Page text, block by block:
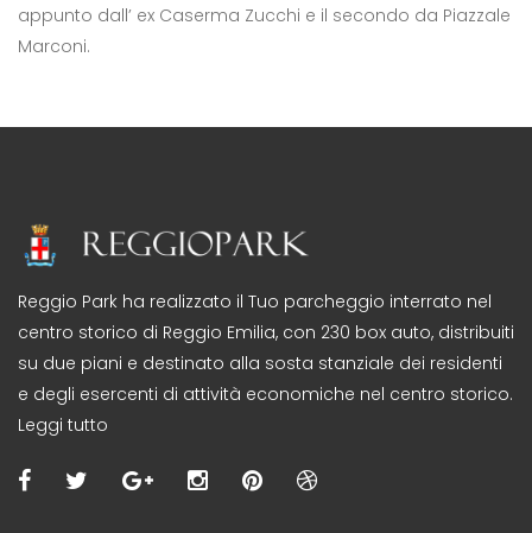
appunto dall’ ex Caserma Zucchi e il secondo da Piazzale
Marconi.
Reggio Park ha realizzato il Tuo parcheggio interrato nel
centro storico di Reggio Emilia, con 230 box auto, distribuiti
su due piani e destinato alla sosta stanziale dei residenti
e degli esercenti di attività economiche nel centro storico.
Leggi tutto